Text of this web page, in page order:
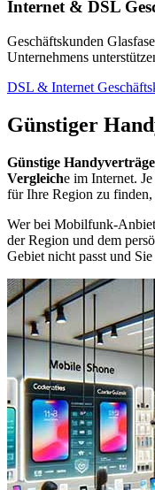
Internet & DSL
Geschäftskunden
Unternehmens
DSL & Internet
Günstiger
Günstige Handyverträge
Vergleiche im Internet.
für Ihre Region zu
Wer bei Mobilfunk-
der Region und dem
Gebiet nicht passt und